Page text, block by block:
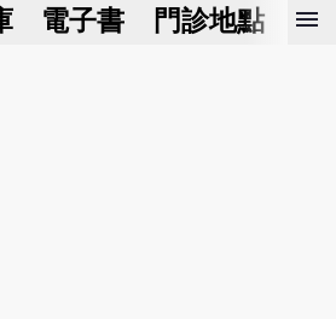
電子書 門診地點 預
menu